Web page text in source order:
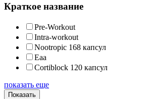
Краткое название
Pre-Workout
Intra-workout
Nootropic 168 капсул
Eaa
Cortiblock 120 капсул
показать еще
Показать